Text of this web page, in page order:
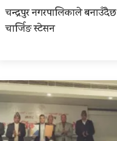
चन्द्रपुर नगरपालिकाले बनाउँदैछ
चार्जिङ स्टेसन